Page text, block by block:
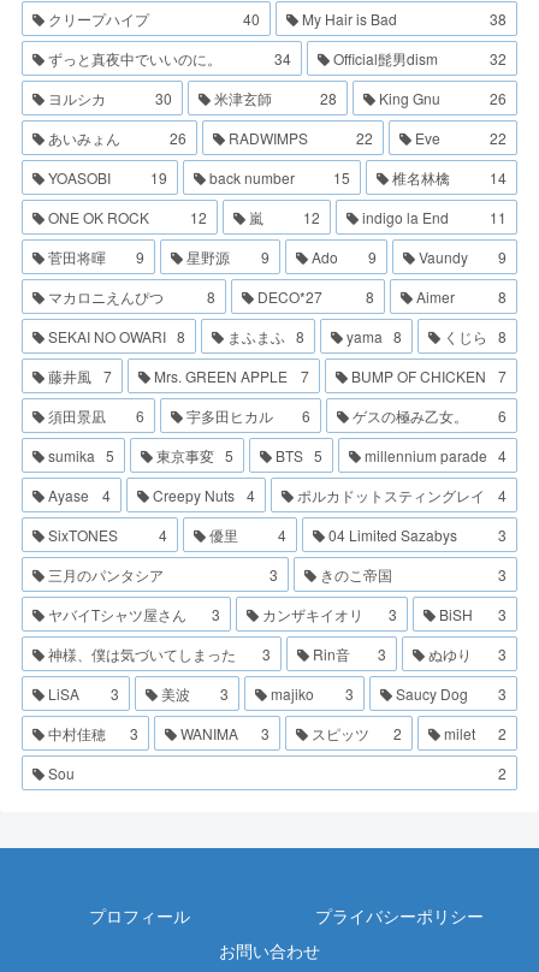
クリープハイプ 40 My Hair is Bad
38
ずっと真夜中でいいのに。
34 Official髭男dism
32
ヨルシカ
30 米津玄師 28 King Gnu
26
あいみょん
26 RADWIMPS 22 Eve
22
YOASOBI
19 back number 15 椎名林檎
14
ONE OK ROCK
12 嵐 12 indigo la End
11
菅田将暉
9 星野源 9 Ado 9 Vaundy
9
マカロニえんぴつ
8 DECO*27 8 Aimer
8
SEKAI NO OWARI 8 まふまふ 8 yama 8 くじら
8
藤井風
7 Mrs. GREEN APPLE 7 BUMP OF CHICKEN
7
須田景凪
6 宇多田ヒカル 6 ゲスの極み乙女。
6
sumika 5 東京事変 5 BTS 5 millennium parade 4
Ayase
4 Creepy Nuts 4 ポルカドットスティングレイ
4
SixTONES
4 優里 4 04 Limited Sazabys
3
三月のパンタシア
3 きのこ帝国
3
ヤバイTシャツ屋さん
3 カンザキイオリ 3 BiSH
3
神様、僕は気づいてしまった
3 Rin音 3 ぬゆり
3
LiSA
3 美波 3 majiko 3 Saucy Dog
3
中村佳穂
3 WANIMA 3 スピッツ 2 milet
2
Sou
2
プロフィール
プライバシーポリシー
お問い合わせ